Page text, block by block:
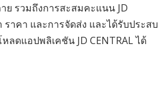
รวมถึงการสะสมคะแนน JD
าคา และการจัดส่ง และได้รับประสบ
ดแอปพลิเคชัน JD CENTRAL ได้